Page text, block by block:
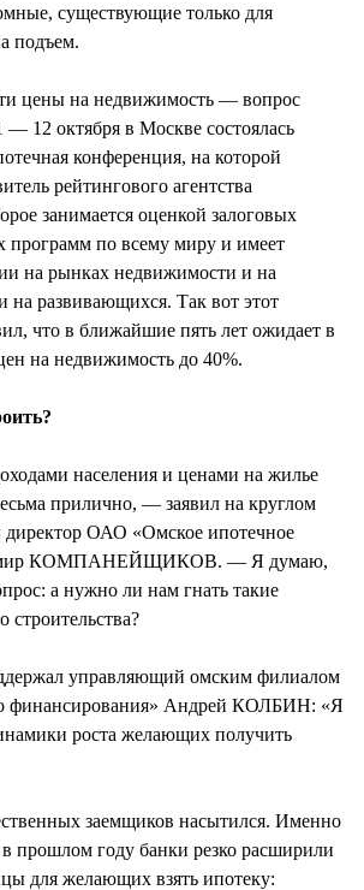
существующие только для
подъем.
цены на недвижимость — вопрос
— 12 октября в Москве состоялась
конференция, на которой
рейтингового агентства
занимается оценкой залоговых
программ по всему миру и имеет
на рынках недвижимости и на
на развивающихся. Так вот этот
что в ближайшие пять лет ожидает в
на недвижимость до 40%.
населения и ценами на жилье
прилично, — заявил на круглом
директор ОАО «Омское ипотечное
КОМПАНЕЙЩИКОВ. — Я думаю,
а нужно ли нам гнать такие
управляющий омским филиалом
финансирования» Андрей КОЛБИН: «Я
роста желающих получить
заемщиков насытился. Именно
прошлом году банки резко расширили
для желающих взять ипотеку: